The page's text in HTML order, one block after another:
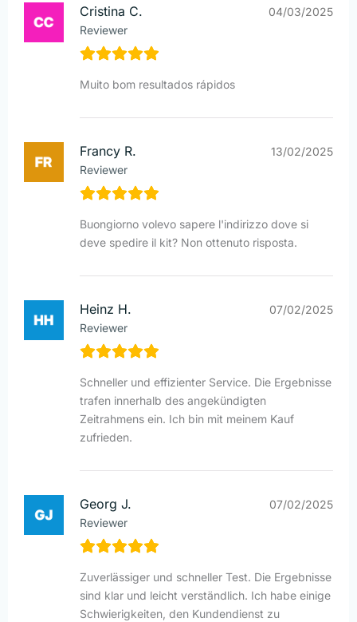
Cristina C.
Reviewer
04/03/2025
Muito bom resultados rápidos
Francy R.
Reviewer
13/02/2025
Buongiorno volevo sapere l'indirizzo dove si
deve spedire il kit? Non ottenuto risposta.
Heinz H.
Reviewer
07/02/2025
Schneller und effizienter Service. Die Ergebnisse
trafen innerhalb des angekündigten
Zeitrahmens ein. Ich bin mit meinem Kauf
zufrieden.
Georg J.
Reviewer
07/02/2025
Zuverlässiger und schneller Test. Die Ergebnisse
sind klar und leicht verständlich. Ich habe einige
Schwierigkeiten, den Kundendienst zu